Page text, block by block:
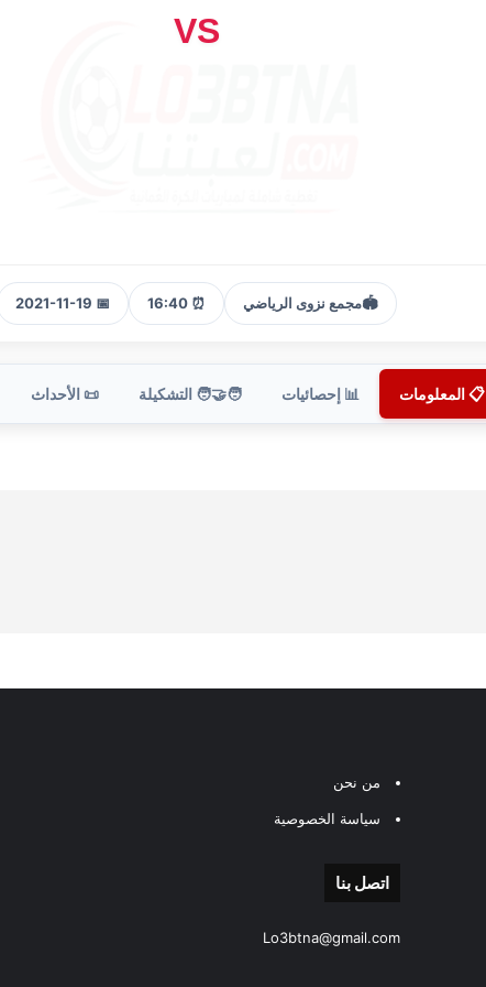
VS
🏟️مجمع نزوى الرياضي ⏰ 16:40
📅 2021-11-19
📋 المعلومات 📊 إحصائيات 🧑‍🤝‍🧑 التشكيلة 📜 الأحداث
من نحن
سياسة الخصوصية
اتصل بنا
Lo3btna@gmail.com